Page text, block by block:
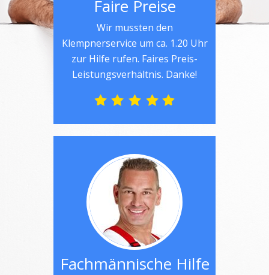
Faire Preise
Wir mussten den
Klempnerservice um ca. 1.20 Uhr
zur Hilfe rufen. Faires Preis-
Leistungsverhältnis. Danke!
Fachmännische Hilfe